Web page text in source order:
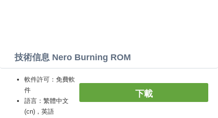
技術信息 Nero Burning ROM
下載
軟件許可：免費軟
件
語言：繁體中文
(cn)，英語